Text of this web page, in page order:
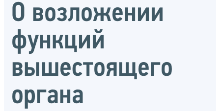
О возложении
функций
вышестоящего
органа